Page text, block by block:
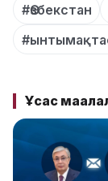
#Өзбекстан
Ұқсас